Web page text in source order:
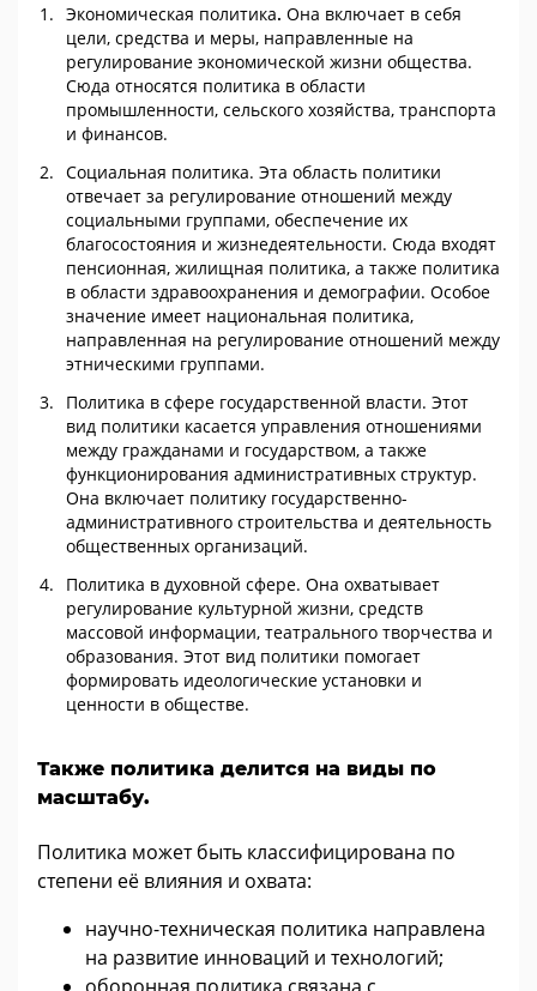
Экономическая политика. Она включает в себя
цели, средства и меры, направленные на
регулирование экономической жизни общества.
Сюда относятся политика в области
промышленности, сельского хозяйства, транспорта
и финансов.
Социальная политика. Эта область политики
отвечает за регулирование отношений между
социальными группами, обеспечение их
благосостояния и жизнедеятельности. Сюда входят
пенсионная, жилищная политика, а также политика
в области здравоохранения и демографии. Особое
значение имеет национальная политика,
направленная на регулирование отношений между
этническими группами.
Политика в сфере государственной власти. Этот
вид политики касается управления отношениями
между гражданами и государством, а также
функционирования административных структур.
Она включает политику государственно-
административного строительства и деятельность
общественных организаций.
Политика в духовной сфере. Она охватывает
регулирование культурной жизни, средств
массовой информации, театрального творчества и
образования. Этот вид политики помогает
формировать идеологические установки и
ценности в обществе.
Также политика делится на виды по
масштабу.
Политика может быть классифицирована по
степени её влияния и охвата:
научно-техническая политика направлена
на развитие инноваций и технологий;